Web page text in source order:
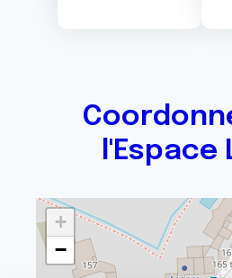
l'Espace
+
−